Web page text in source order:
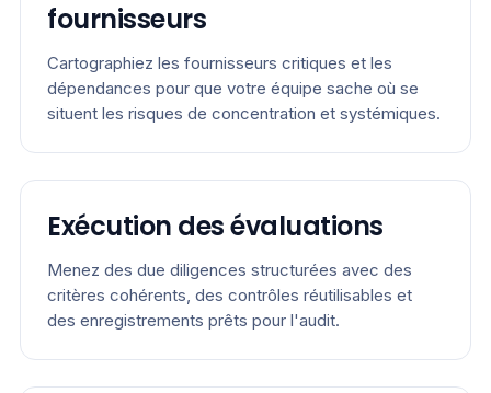
fournisseurs
Cartographiez les fournisseurs critiques et les
dépendances pour que votre équipe sache où se
situent les risques de concentration et systémiques.
Exécution des évaluations
Menez des due diligences structurées avec des
critères cohérents, des contrôles réutilisables et
des enregistrements prêts pour l'audit.